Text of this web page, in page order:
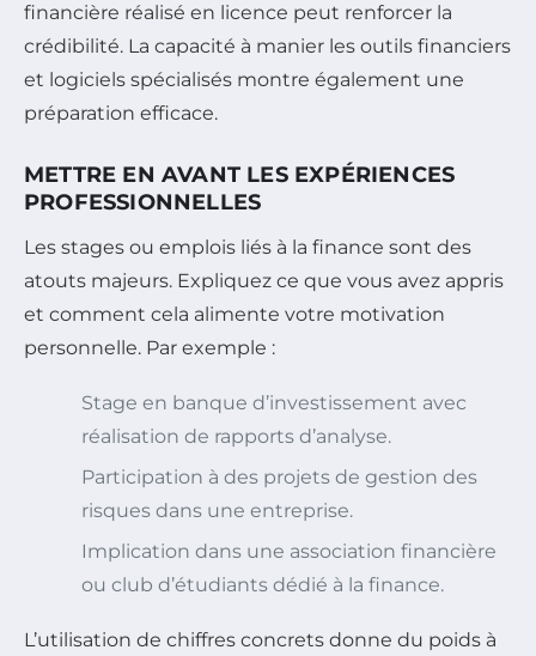
financière réalisé en licence peut renforcer la
crédibilité. La capacité à manier les outils financiers
et logiciels spécialisés montre également une
préparation efficace.
METTRE EN AVANT LES EXPÉRIENCES
PROFESSIONNELLES
Les stages ou emplois liés à la finance sont des
atouts majeurs. Expliquez ce que vous avez appris
et comment cela alimente votre motivation
personnelle. Par exemple :
Stage en banque d’investissement avec
réalisation de rapports d’analyse.
Participation à des projets de gestion des
risques dans une entreprise.
Implication dans une association financière
ou club d’étudiants dédié à la finance.
L’utilisation de chiffres concrets donne du poids à